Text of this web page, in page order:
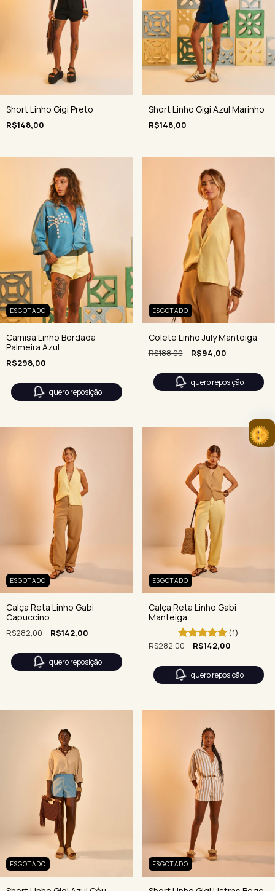
Short Linho Gigi Preto
R$148,00
Short Linho Gigi Azul Marinho
R$148,00
ESGOTADO
Camisa Linho Bordada
Palmeira Azul
R$298,00
quero reposição
ESGOTADO
Colete Linho July Manteiga
R$188,00 R$94,00
quero reposição
ESGOTADO
Calça Reta Linho Gabi
Capuccino
R$282,00 R$142,00
quero reposição
ESGOTADO
Calça Reta Linho Gabi
Manteiga
(1)
R$282,00
R$142,00
quero reposição
ESGOTADO ESGOTADO